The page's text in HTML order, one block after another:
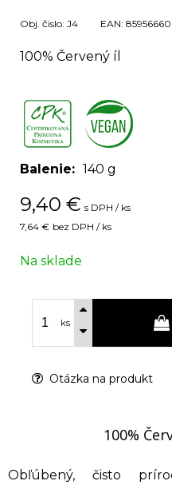
Obj. čislo: J4 EAN:
100% Červený íl
Balenie 140 g
9,40 € s DPH / ks
7,64 € bez DPH / ks
Na sklade
ks
Otázka na produkt
100%
Obľúbený, čisto